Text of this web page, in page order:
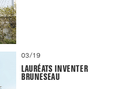
03/19
LAURÉATS INVENTER
BRUNESEAU